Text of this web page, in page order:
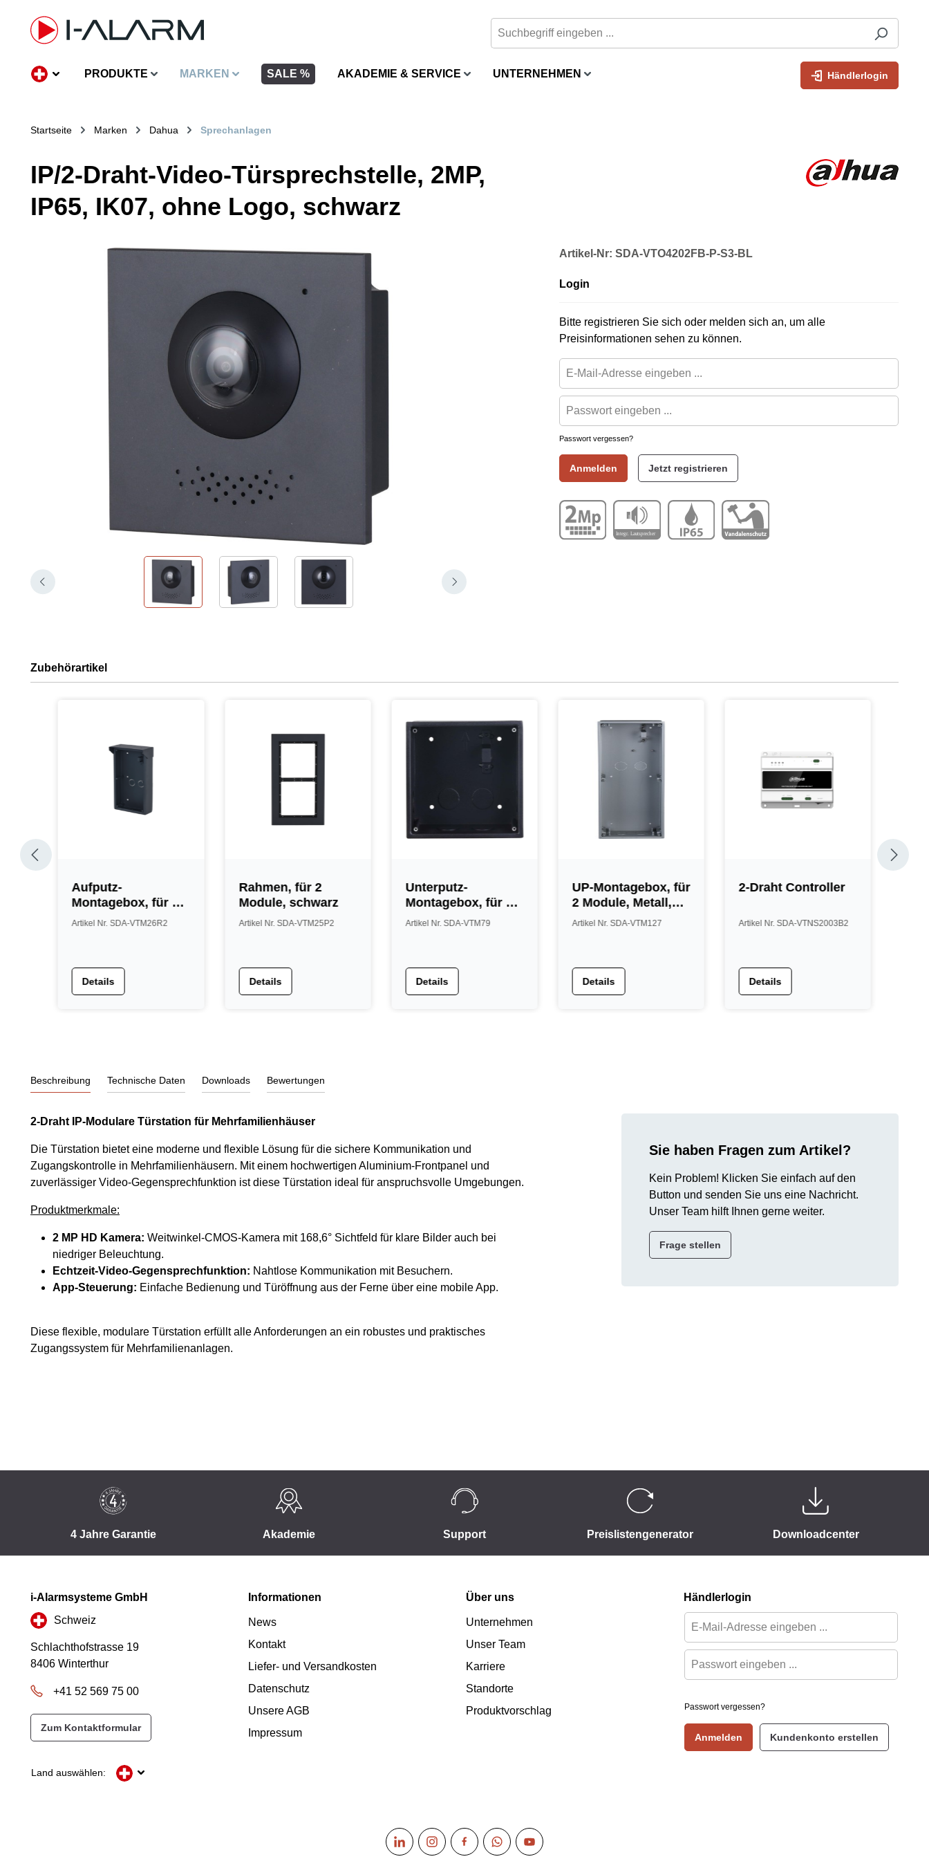
springen
PRODUKTE MARKEN SALE % AKADEMIE & SERVICE UNTERNEHMEN Händlerlogin
Startseite Marken Dahua Sprechanlagen
IP/2-Draht-Video-Türsprechstelle, 2MP,
IP65, IK07, ohne Logo, schwarz
Artikel-Nr: SDA-VTO4202FB-P-S3-BL
Login
Bitte registrieren Sie sich oder melden sich an, um alle
Preisinformationen sehen zu können.
Passwort vergessen?
Anmelden Jetzt registrieren
Zubehörartikel
Aufputz-
Montagebox, für 2
Module, mit
Artikel Nr. SDA-VTM26R2
Details
Rahmen, für 2
Module, schwarz
Artikel Nr. SDA-VTM25P2
Details
Unterputz-
Montagebox, für 1
Modul, Metall,
Artikel Nr. SDA-VTM79
Details
UP-Montagebox, für
2 Module, Metall,
silber
Artikel Nr. SDA-VTM127
Details
2-Draht Controller
Artikel Nr. SDA-VTNS2003B2
Details
Beschreibung Technische Daten Downloads Bewertungen
2-Draht IP-Modulare Türstation für Mehrfamilienhäuser
Die Türstation bietet eine moderne und flexible Lösung für die sichere Kommunikation und
Zugangskontrolle in Mehrfamilienhäusern. Mit einem hochwertigen Aluminium-Frontpanel und
zuverlässiger Video-Gegensprechfunktion ist diese Türstation ideal für anspruchsvolle Umgebungen.
Produktmerkmale:
2 MP HD Kamera: Weitwinkel-CMOS-Kamera mit 168,6° Sichtfeld für klare Bilder auch bei
niedriger Beleuchtung.
Echtzeit-Video-Gegensprechfunktion: Nahtlose Kommunikation mit Besuchern.
App-Steuerung: Einfache Bedienung und Türöffnung aus der Ferne über eine mobile App.
Diese flexible, modulare Türstation erfüllt alle Anforderungen an ein robustes und praktisches
Zugangssystem für Mehrfamilienanlagen.
Sie haben Fragen zum Artikel?
Kein Problem! Klicken Sie einfach auf den
Button und senden Sie uns eine Nachricht.
Unser Team hilft Ihnen gerne weiter.
Frage stellen
4 Jahre Garantie Akademie Support Preislistengenerator Downloadcenter
i-Alarmsysteme GmbH
Schweiz
Schlachthofstrasse 19
8406 Winterthur
+41 52 569 75 00
Zum Kontaktformular
Land auswählen:
Informationen
News
Kontakt
Liefer- und Versandkosten
Datenschutz
Unsere AGB
Impressum
Über uns
Unternehmen
Unser Team
Karriere
Standorte
Produktvorschlag
Händlerlogin
Passwort vergessen?
Anmelden Kundenkonto erstellen